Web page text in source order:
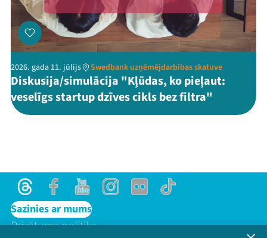
2026. gada 11. jūlijs Swedbank uzņēmējdarbības skatuve
Diskusija/simulācija "Kļūdas, ko pieļaut:
veselīgs startup dzīves cikls bez filtra"
ThreadsFacebookYoutubeInstagram
Flick TikTok
Sazinies ar mums
Privātuma politika